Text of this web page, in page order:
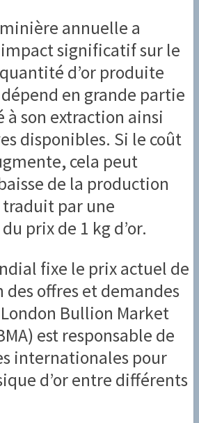
annuelle a
significatif sur le
d’or produite
en grande partie
à son extraction ainsi
disponibles. Si le coût
cela peut
de la production
par une
prix de 1 kg d’or.
fixe le prix actuel de
des offres et demandes
Bullion Market
est responsable de
internationales pour
d’or entre différents